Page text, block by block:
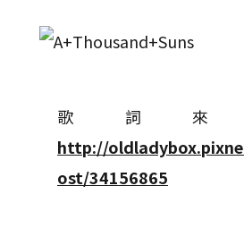
歌詞來
http://
ost/34156865